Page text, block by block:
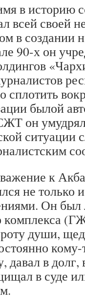
в историю
всей своей
в создании
90-х он
сплотить
былой
он
ситуации
к
не только
Он был
комплекса
души,
давал в
в суде